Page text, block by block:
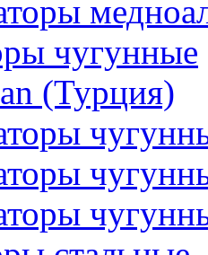
чугунные
(Турция)